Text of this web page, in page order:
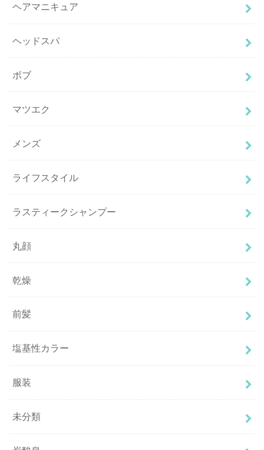
ヘアマニキュア
ヘッドスパ
ボブ
マツエク
メンズ
ライフスタイル
ラスティークシャンプー
丸顔
乾燥
前髪
塩基性カラー
服装
未分類